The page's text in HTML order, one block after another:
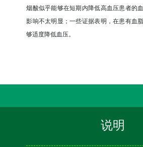
烟酸似乎能够在短期内降低高血压患者的
影响不太明显；一些证据表明，在患有血
够适度降低血压。
说明